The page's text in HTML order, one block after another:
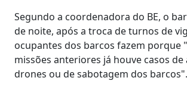
Segundo a coordenadora do BE, o
de noite, após a troca de turnos de
ocupantes dos barcos fazem porque
missões anteriores já houve casos de
drones ou de sabotagem dos barcos".